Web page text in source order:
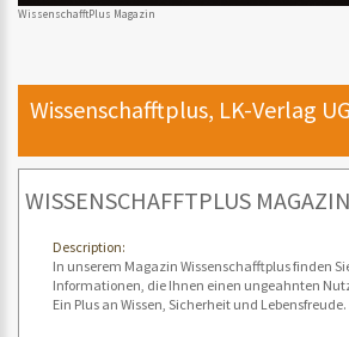
WissenschafftPlus Magazin
Wissenschafftplus, LK-Verlag UG
WISSENSCHAFFTPLUS MAGAZIN
Description:
In unserem Magazin Wissenschafftplus finden
Informationen, die Ihnen einen ungeahnten
Ein Plus an Wissen, Sicherheit und Lebensfreude.